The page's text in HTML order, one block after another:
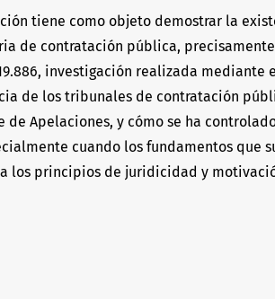
tiene como objeto demostrar la
de contratación pública,
investigación realizada mediante
de los tribunales de contratación
de Apelaciones, y cómo se ha
cuando los fundamentos que
los principios de juridicidad y